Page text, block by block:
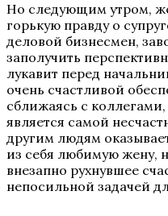
Но следующим утром,
горькую правду о
деловой бизнесмен,
заполучить
лукавит перед
очень счастливой
сближаясь с коллегами,
является самой
другим людям
из себя любимую жену,
внезапно рухнувшее
непосильной задачей